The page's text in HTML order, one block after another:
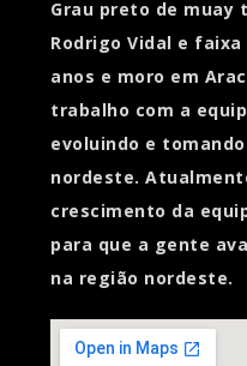
Grau preto de muay
Rodrigo Vidal e
anos e moro em
trabalho com a
evoluindo e
nordeste.
crescimento da
para que a gente
na região nordeste.